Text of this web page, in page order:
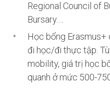
Regional Council of
Bursary….
Học bổng
đi học/đi thực tập.
mobility, giá trị học
quanh ở mức 500-